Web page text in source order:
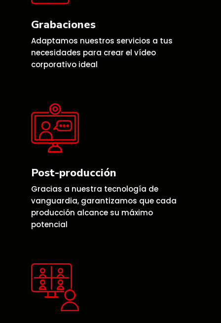
Grabaciones
Adaptamos nuestros servicios a tus
necesidades para crear el vídeo
corporativo ideal
Post-producción
Gracias a nuestra tecnología de
vanguardia, garantizamos que cada
producción alcance su máximo
potencial